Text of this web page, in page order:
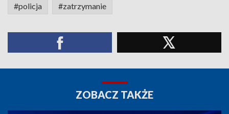
#policja #zatrzymanie
ZOBACZ TAKŻE